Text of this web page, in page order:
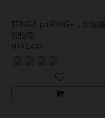
TENGA paiRING+｜加強版
配悅環
NT$2,400